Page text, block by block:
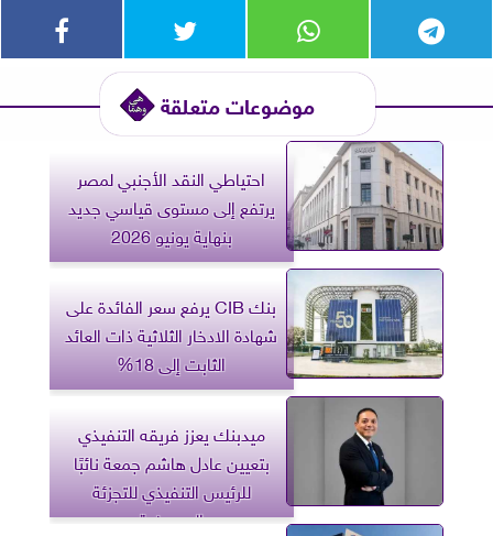
موضوعات متعلقة
احتياطي النقد الأجنبي لمصر
يرتفع إلى مستوى قياسي جديد
بنهاية يونيو 2026
بنك CIB يرفع سعر الفائدة على
شهادة الادخار الثلاثية ذات العائد
الثابت إلى 18%
ميدبنك يعزز فريقه التنفيذي
بتعيين عادل هاشم جمعة نائبًا
للرئيس التنفيذي للتجزئة
المصرفية